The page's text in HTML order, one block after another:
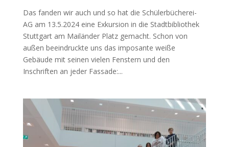
Das fanden wir auch und so hat die Schülerbücherei-
AG am 13.5.2024 eine Exkursion in die Stadtbibliothek
Stuttgart am Mailänder Platz gemacht. Schon von
außen beeindruckte uns das imposante weiße
Gebäude mit seinen vielen Fenstern und den
Inschriften an jeder Fassade:...